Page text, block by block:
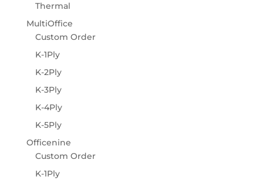
Thermal
MultiOffice
Custom Order
K-1Ply
K-2Ply
K-3Ply
K-4Ply
K-5Ply
Officenine
Custom Order
K-1Ply